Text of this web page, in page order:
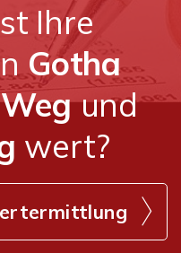
Ihre
Gotha
und
wert?